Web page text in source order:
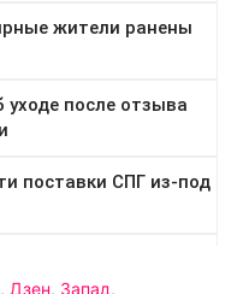
, Дзен, Запад,